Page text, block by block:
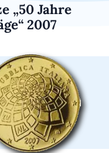
„50 Jahre
2007